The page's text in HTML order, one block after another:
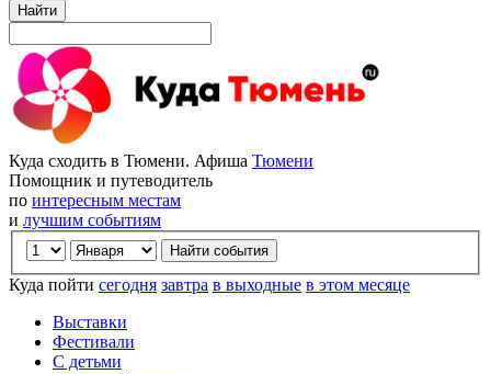
Найти
Куда сходить в Тюмени. Афиша Тюмени
Помощник и путеводитель
по интересным местам
и лучшим событиям
Куда пойти сегодня завтра в выходные в этом месяце
Выставки
Фестивали
С детьми